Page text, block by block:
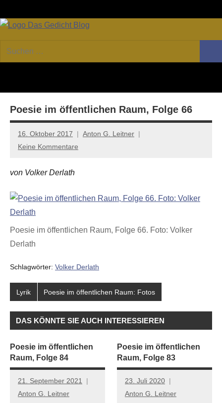
Inhalt
GEDICHT
Forum
von
Lyrik,
Essay
Suchen
nach:
Poesie im öffentlichen Raum, Folge 66
16. Oktober 2017
Anton G. Leitner
Keine Kommentare
von Volker Derlath
Poesie im öffentlichen Raum, Folge 66. Foto: Volker
Derlath
Schlagwörter: Volker Derlath
Lyrik Poesie im öffentlichen Raum: Fotos
DAS KÖNNTE SIE AUCH INTERESSIEREN
Poesie im öffentlichen
Raum, Folge 84
21. September 2021
Anton G. Leitner
Poesie im öffentlichen
Raum, Folge 83
23. Juli 2020
Anton G. Leitner